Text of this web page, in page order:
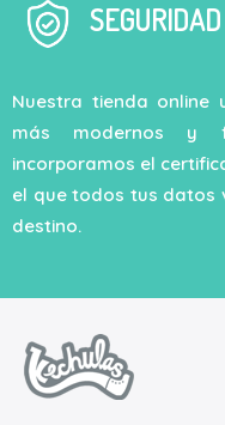
Nuestra tienda online
más modernos y
incorporamos el
el que todos tus datos
destino.